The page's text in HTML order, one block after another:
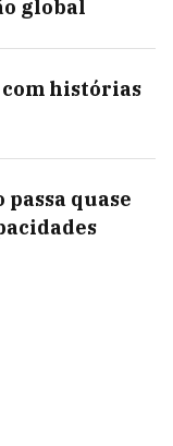
global
com histórias
quase